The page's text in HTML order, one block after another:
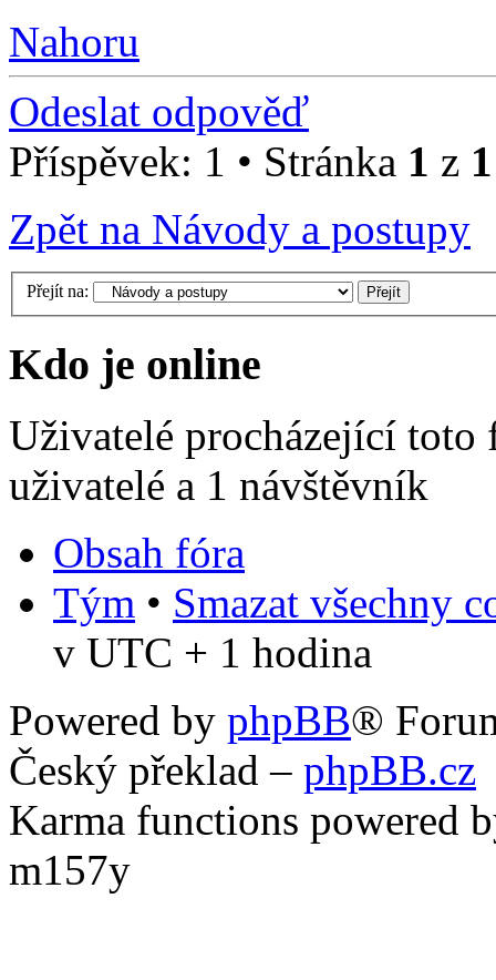
Nahoru
Odeslat odpověď
Příspěvek: 1 • Stránka 1 z 1
Zpět na Návody a postupy
Přejít na:
Kdo je online
Uživatelé procházející
uživatelé a 1 návštěvník
Obsah fóra
Tým • Smazat všechny
v UTC + 1 hodina
Powered by phpBB®
Český překlad – phpBB.cz
Karma functions powered
m157y